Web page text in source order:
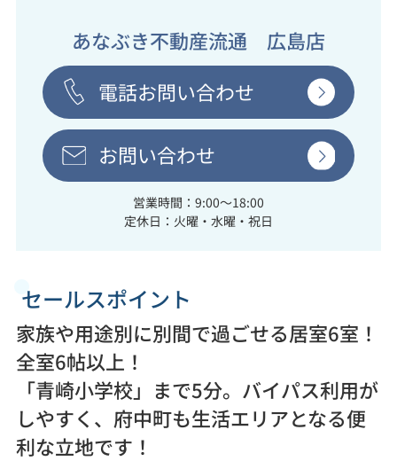
あなぶき不動産流通 広島店
電話お問い合わせ
お問い合わせ
営業時間：9:00～18:00
定休日：火曜・水曜・祝日
セールスポイント
家族や用途別に別間で過ごせる居室6室！
全室6帖以上！
「青崎小学校」まで5分。バイパス利用が
しやすく、府中町も生活エリアとなる便
利な立地です！